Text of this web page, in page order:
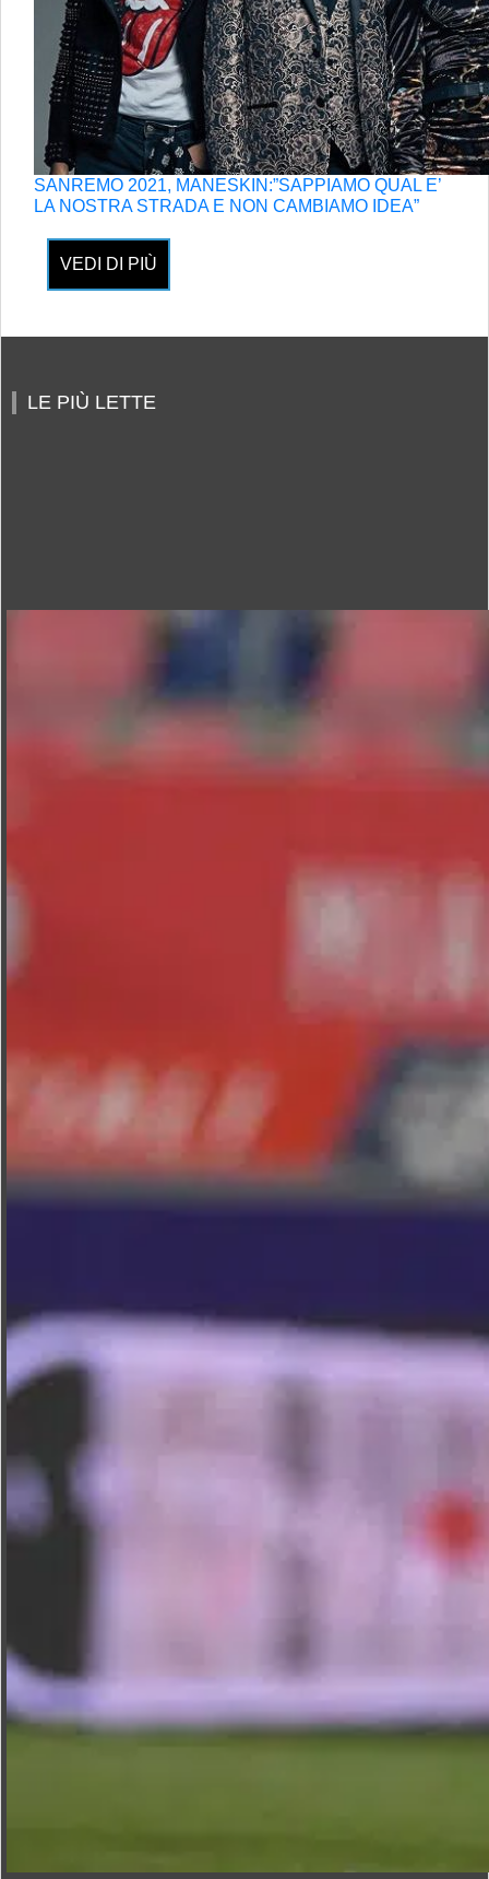
SANREMO 2021, MANESKIN:”SAPPIAMO QUAL E’
LA NOSTRA STRADA E NON CAMBIAMO IDEA”
VEDI DI PIÙ
LE PIÙ LETTE